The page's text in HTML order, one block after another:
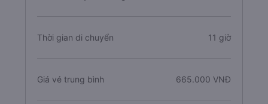
Thời gian di chuyển 11 giờ
Giá vé trung bình 665.000 VNĐ